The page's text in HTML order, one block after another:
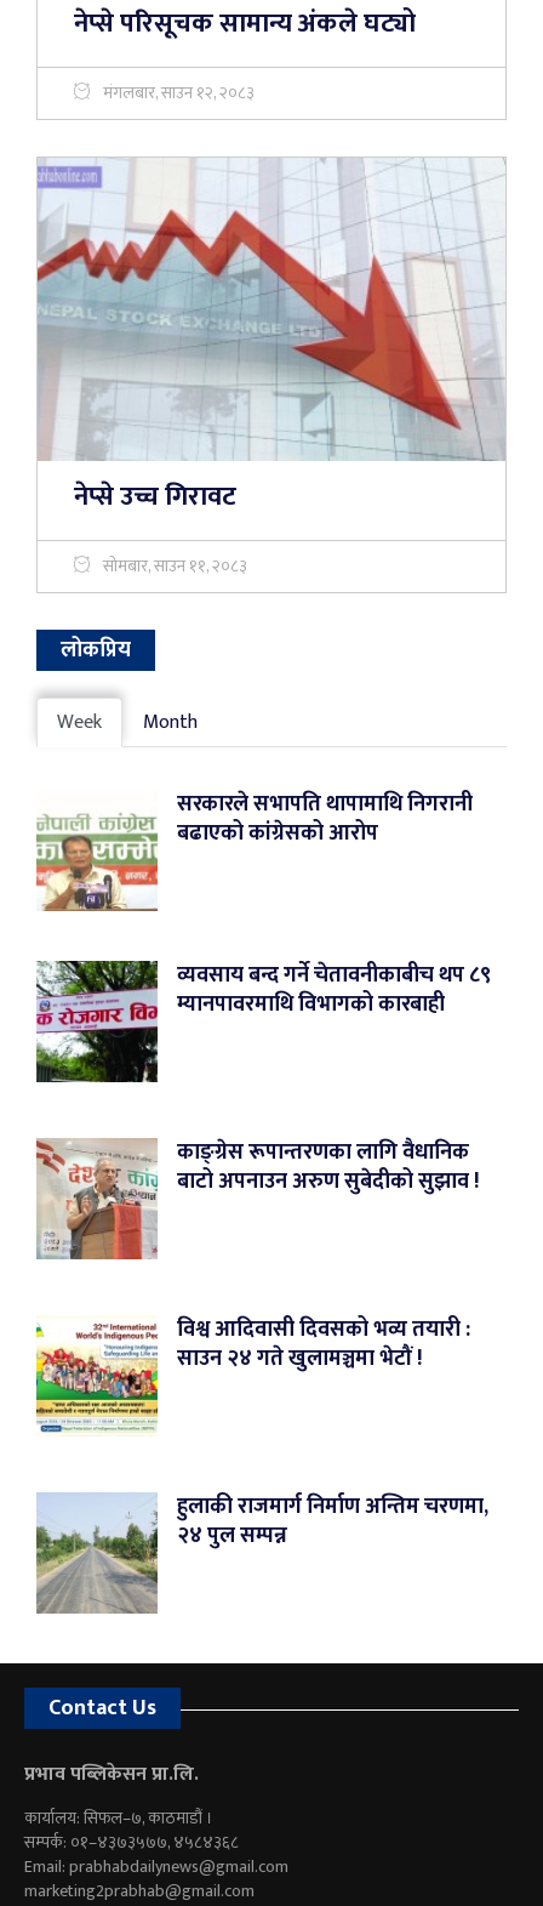
नेप्से परिसूचक सामान्य अंकले घट्यो
मंगलबार, साउन १२, २०८३
नेप्से उच्च गिरावट
सोमबार, साउन ११, २०८३
लोकप्रिय
Week Month
सरकारले सभापति थापामाथि निगरानी
बढाएको कांग्रेसको आरोप
व्यवसाय बन्द गर्ने चेतावनीकाबीच थप ८९
म्यानपावरमाथि विभागको कारबाही
काङ्ग्रेस रूपान्तरणका लागि वैधानिक
बाटो अपनाउन अरुण सुबेदीको सुझाव !
विश्व आदिवासी दिवसको भव्य तयारी :
साउन २४ गते खुलामञ्चमा भेटौं !
हुलाकी राजमार्ग निर्माण अन्तिम चरणमा,
२४ पुल सम्पन्न
Contact Us
प्रभाव पब्लिकेसन प्रा.लि.
कार्यालय: सिफल–७, काठमाडौं ।
सम्पर्क: ०१–४३७३५७७, ४५८४३६८
Email:prabhabdailynews@gmail.com
marketing2prabhab@gmail.com